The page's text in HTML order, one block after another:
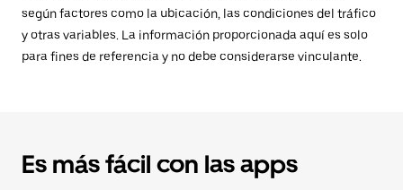
según factores como la ubicación, las condiciones del tráfico
y otras variables. La información proporcionada aquí es solo
para fines de referencia y no debe considerarse vinculante.
Es más fácil con las apps